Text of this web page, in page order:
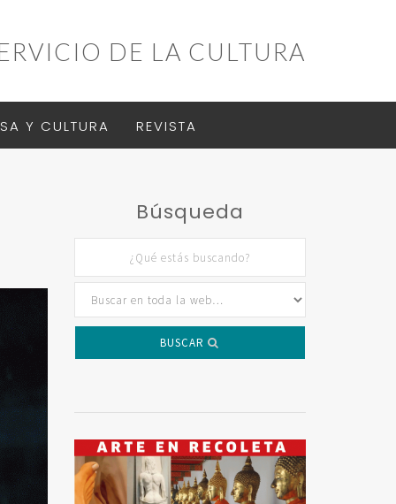
DE LA CULTURA
Y CULTURA REVISTA
Búsqueda
BUSCAR